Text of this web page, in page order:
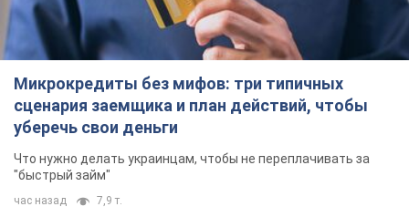
Микрокредиты без мифов: три типичных
сценария заемщика и план действий, чтобы
уберечь свои деньги
Что нужно делать украинцам, чтобы не переплачивать за
"быстрый займ"
час назад 7,9 т.